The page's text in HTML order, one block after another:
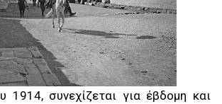
1914, συνεχίζεται για έβδομη και